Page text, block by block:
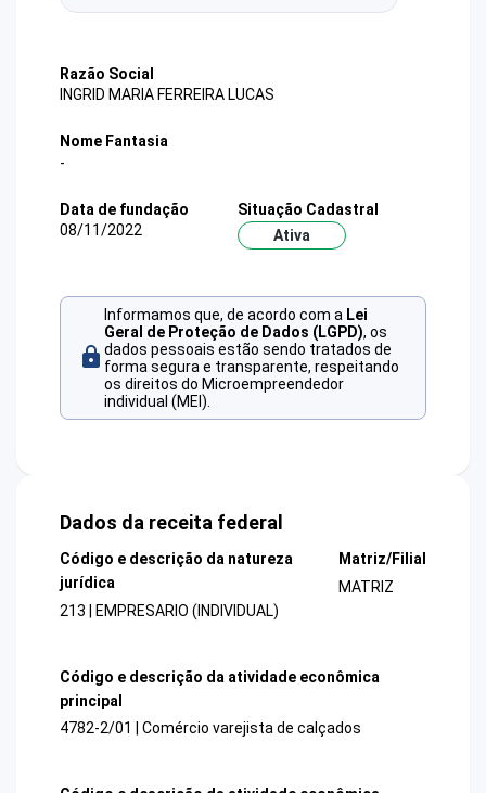
Razão Social
INGRID MARIA FERREIRA LUCAS
Nome Fantasia
-
Data de fundação
08/11/2022
Situação Cadastral
Ativa
Informamos que, de acordo com a Lei
Geral de Proteção de Dados (LGPD), os
dados pessoais estão sendo tratados de
forma segura e transparente, respeitando
os direitos do Microempreendedor
individual (MEI).
Dados da receita federal
Código e descrição da natureza
jurídica
213 | EMPRESARIO (INDIVIDUAL)
Matriz/Filial
MATRIZ
Código e descrição da atividade econômica
principal
4782-2/01 | Comércio varejista de calçados